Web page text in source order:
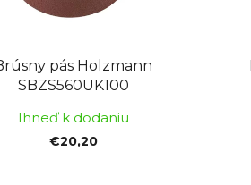
pás Holzmann
SBZS560UK100
Ihneď k dodaniu
€20,20